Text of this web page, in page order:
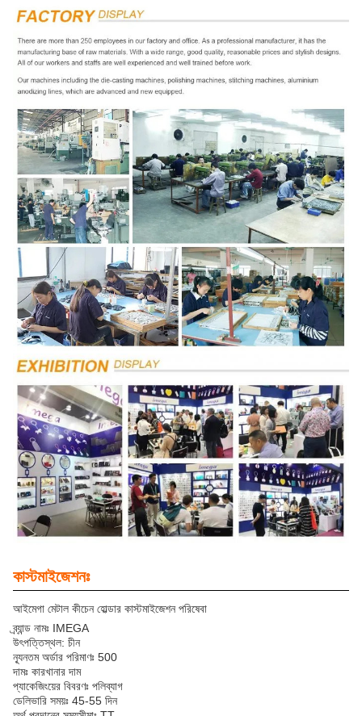
কাস্টমাইজেশনঃ
আইমেগা মেটাল কীচেন হোল্ডার কাস্টমাইজেশন পরিষেবা
ব্র্যান্ড নামঃ IMEGA
উৎপত্তিস্থল: চীন
ন্যূনতম অর্ডার পরিমাণঃ 500
দামঃ কারখানার দাম
প্যাকেজিংয়ের বিবরণঃ পলিব্যাগ
ডেলিভারি সময়ঃ 45-55 দিন